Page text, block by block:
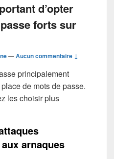
d’opter
forts sur
—Aucun commentaire ↓
principalement
de mots de passe.
les choisir plus
arnaques